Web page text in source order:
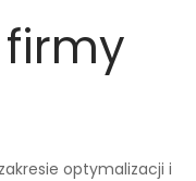
optymalizacji i